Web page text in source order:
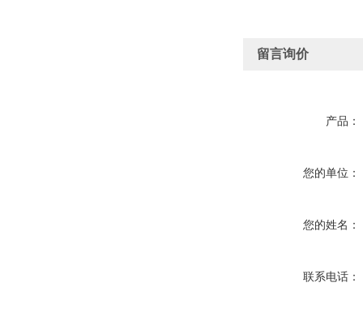
留言询价
产品：
您的单位：
您的姓名：
联系电话：